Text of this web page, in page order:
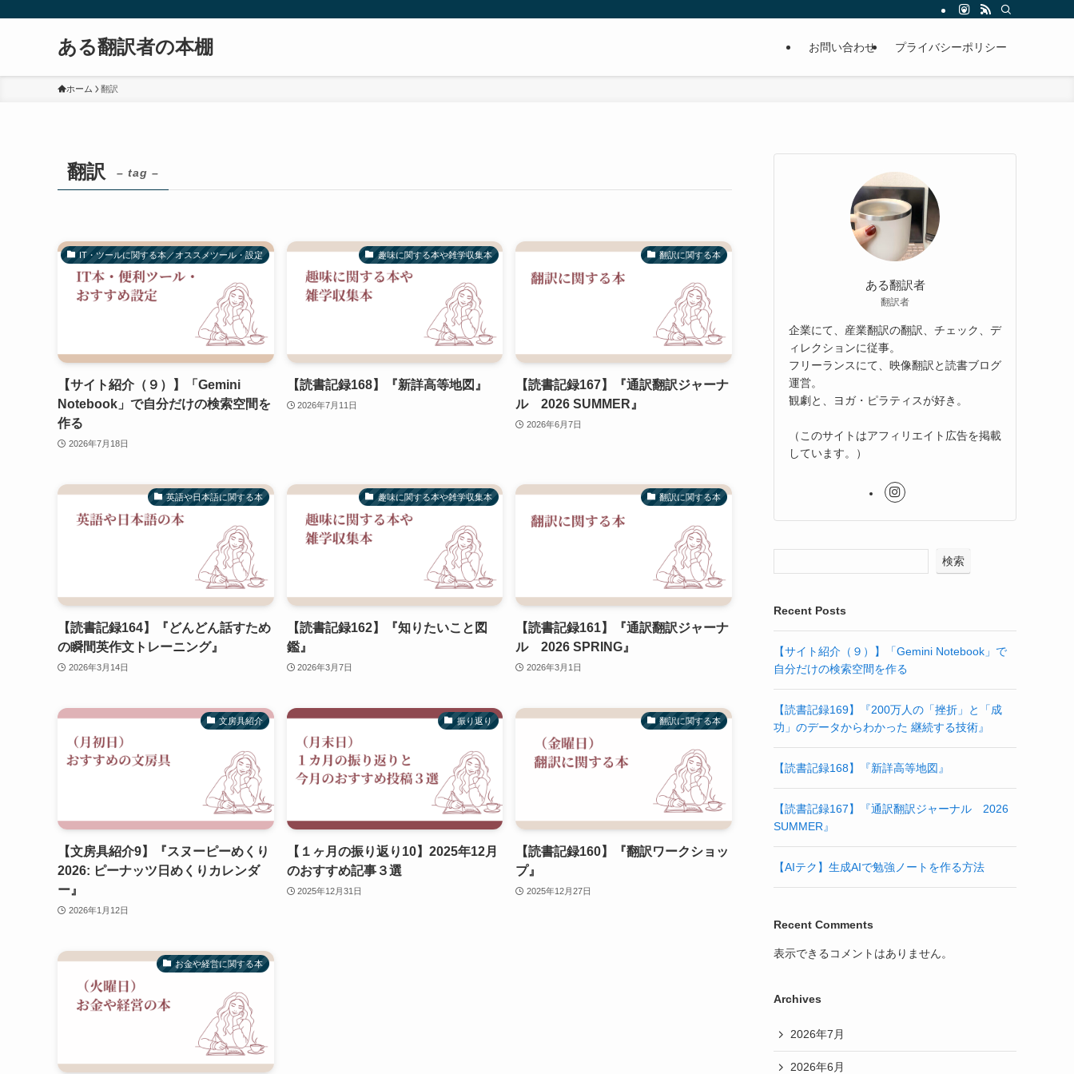
ある翻訳者の本棚 お問い合わせ プライバシーポリシー
ホーム 翻訳
翻訳 – tag –
IT・ツールに関する本／オススメツール・設定
【サイト紹介（９）】「Gemini
Notebook」で自分だけの検索空間を
作る
2026年7月18日
趣味に関する本や雑学収集本
【読書記録168】『新詳高等地図』
2026年7月11日
翻訳に関する本
【読書記録167】『通訳翻訳ジャーナ
ル 2026 SUMMER』
2026年6月7日
英語や日本語に関する本
【読書記録164】『どんどん話すため
の瞬間英作文トレーニング』
2026年3月14日
趣味に関する本や雑学収集本
【読書記録162】『知りたいこと図
鑑』
2026年3月7日
翻訳に関する本
【読書記録161】『通訳翻訳ジャーナ
ル 2026 SPRING』
2026年3月1日
文房具紹介
【文房具紹介9】『スヌーピーめくり
2026: ピーナッツ日めくりカレンダ
ー』
2026年1月12日
振り返り
【１ヶ月の振り返り10】2025年12月
のおすすめ記事３選
2025年12月31日
翻訳に関する本
【読書記録160】『翻訳ワークショッ
プ』
2025年12月27日
お金や経営に関する本
ある翻訳者
翻訳者
企業にて、産業翻訳の翻訳、チェック、デ
ィレクションに従事。
フリーランスにて、映像翻訳と読書ブログ
運営。
観劇と、ヨガ・ピラティスが好き。
（このサイトはアフィリエイト広告を掲載
しています。）
検索
Recent Posts
【サイト紹介（９）】「Gemini Notebook」で
自分だけの検索空間を作る
【読書記録169】『200万人の「挫折」と「成
功」のデータからわかった 継続する技術』
【読書記録168】『新詳高等地図』
【読書記録167】『通訳翻訳ジャーナル 2026
SUMMER』
【AIテク】生成AIで勉強ノートを作る方法
Recent Comments
表示できるコメントはありません。
Archives
2026年7月
2026年6月